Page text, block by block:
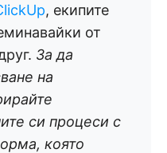
, екипите
от
За да
на
си процеси с
която